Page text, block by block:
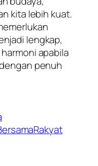
kita lebih kuat.
lengkap,
apabila
penuh